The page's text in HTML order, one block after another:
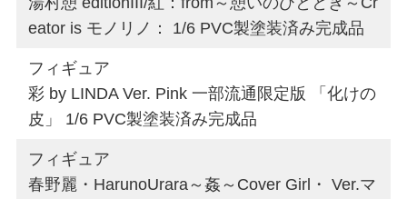
eator is モノリノ： 1/6 PVC製塗装済み完成品
フィギュア
彩 by LINDA Ver. Pink 一部流通限定版 「化けの
皮」 1/6 PVC製塗装済み完成品
フィギュア
春野麗・HarunoUrara～姦～Cover Girl・ Ver.マ